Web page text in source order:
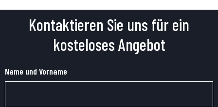
Kontaktieren Sie uns für ein
kosteloses Angebot
Name und Vorname